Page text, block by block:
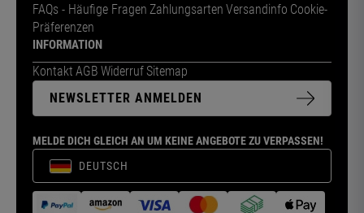
FAQs - Häufige Fragen Zahlungsarten Versandinfo Cookie-
Präferenzen
INFORMATION
Kontakt AGB Widerruf Sitemap
NEWSLETTER ANMELDEN
MELDE DICH GLEICH AN UM KEINE ANGEBOTE ZU VERPASSEN!
DEUTSCH